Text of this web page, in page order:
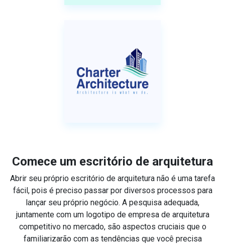
Comece um escritório de arquitetura
Abrir seu próprio escritório de arquitetura não é uma tarefa
fácil, pois é preciso passar por diversos processos para
lançar seu próprio negócio. A pesquisa adequada,
juntamente com um logotipo de empresa de arquitetura
competitivo no mercado, são aspectos cruciais que o
familiarizarão com as tendências que você precisa